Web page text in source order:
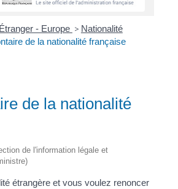
Étranger - Europe > Nationalité
de la nationalité française
de la nationalité
de l'information légale et
étrangère et vous voulez renoncer